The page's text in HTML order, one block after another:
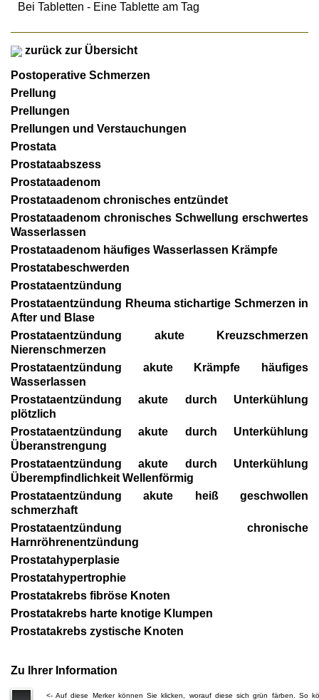
Bei Tabletten - Eine Tablette am Tag
zurück zur Übersicht
Postoperative Schmerzen
Prellung
Prellungen
Prellungen und Verstauchungen
Prostata
Prostataabszess
Prostataadenom
Prostataadenom chronisches entzündet
Prostataadenom chronisches Schwellung erschwertes
Wasserlassen
Prostataadenom häufiges Wasserlassen Krämpfe
Prostatabeschwerden
Prostataentzündung
Prostataentzündung Rheuma stichartige Schmerzen in
After und Blase
Prostataentzündung akute Kreuzschmerzen
Nierenschmerzen
Prostataentzündung akute Krämpfe häufiges
Wasserlassen
Prostataentzündung akute durch Unterkühlung
plötzlich
Prostataentzündung akute durch Unterkühlung
Überanstrengung
Prostataentzündung akute durch Unterkühlung
Überempfindlichkeit Wellenförmig
Prostataentzündung akute heiß geschwollen
schmerzhaft
Prostataentzündung chronische
Harnröhrenentzündung
Prostatahyperplasie
Prostatahypertrophie
Prostatakrebs fibröse Knoten
Prostatakrebs harte knotige Klumpen
Prostatakrebs zystische Knoten
Zu Ihrer Information
<- Auf diese Merker können Sie klicken, worauf diese sich grün färben. So